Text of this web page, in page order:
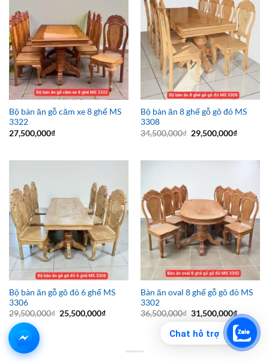
Chat hỗ trợ
Bộ bàn ăn gỗ căm xe 8 ghế MS
3322
27,500,000₫
Bộ bàn ăn 8 ghế gỗ gõ đỏ MS
3308
34,500,000₫ Giá
gốc
29,500,000₫Giá
Bộ bàn ăn gỗ gõ đỏ 6 ghế MS
3306
29,500,000₫ Giá
gốc
25,500,000₫Giá
Bàn ăn oval 8 ghế gỗ gõ đỏ MS
3302
36,500,000₫ Giá
gốc
là:
36,500,000₫.
31,500,000₫Giá
hiện
tại
là: